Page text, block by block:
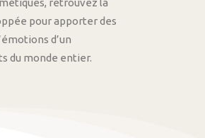
retrouvez la
pour apporter des
d’un
du monde entier.